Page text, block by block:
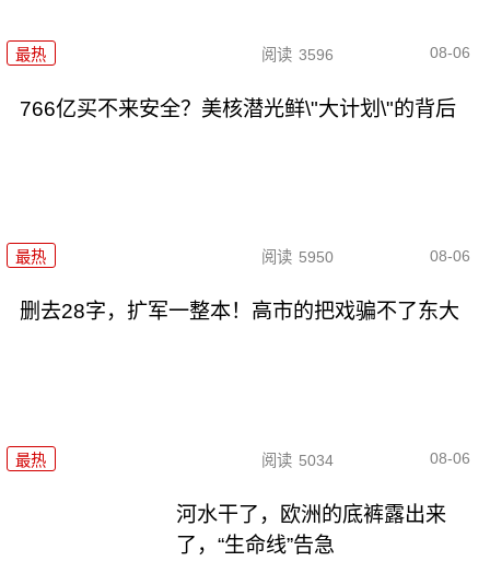
最热 阅读 3596 08-06
766亿买不来安全？美核潜光鲜\"大计划\"的背后
最热 阅读 5950 08-06
删去28字，扩军一整本！高市的把戏骗不了东大
最热 阅读 5034 08-06
河水干了，欧洲的底裤露出来
了，“生命线”告急